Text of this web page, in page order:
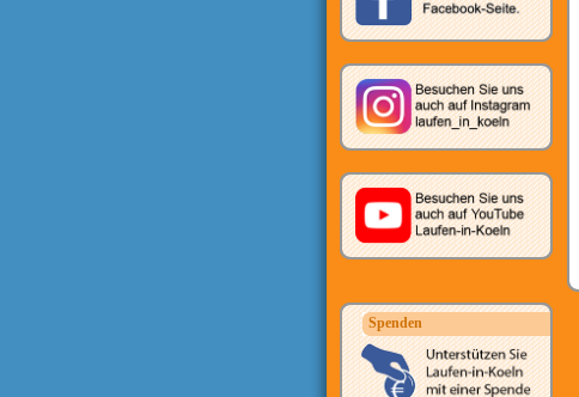
Spenden